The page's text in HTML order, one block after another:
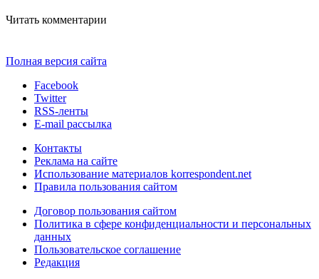
Читать комментарии
Полная версия сайта
Facebook
Twitter
RSS-ленты
E-mail рассылка
Контакты
Реклама на сайте
Использование материалов korrespondent.net
Правила пользования сайтом
Договор пользования сайтом
Политика в сфере конфиденциальности и персональных
данных
Пользовательское соглашение
Редакция